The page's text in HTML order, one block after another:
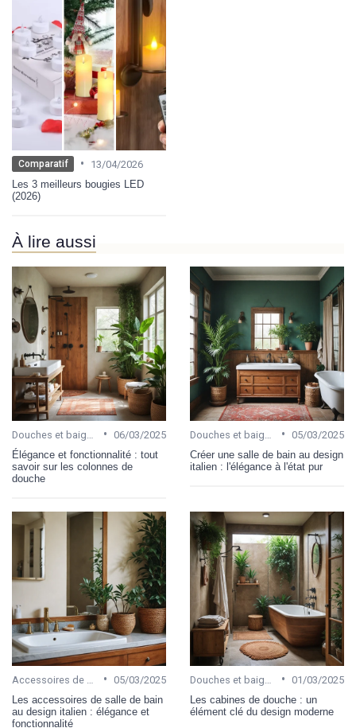
Comparatif •
13/04/2026
Les 3 meilleurs bougies LED
(2026)
À lire aussi
• 06/03/2025
Élégance et fonctionnalité : tout
savoir sur les colonnes de
douche
• 05/03/2025
Créer une salle de bain au design
italien : l'élégance à l'état pur
• 05/03/2025
Les accessoires de salle de bain
au design italien : élégance et
fonctionnalité
• 01/03/2025
Les cabines de douche : un
élément clé du design moderne